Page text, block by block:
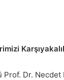
Dr.